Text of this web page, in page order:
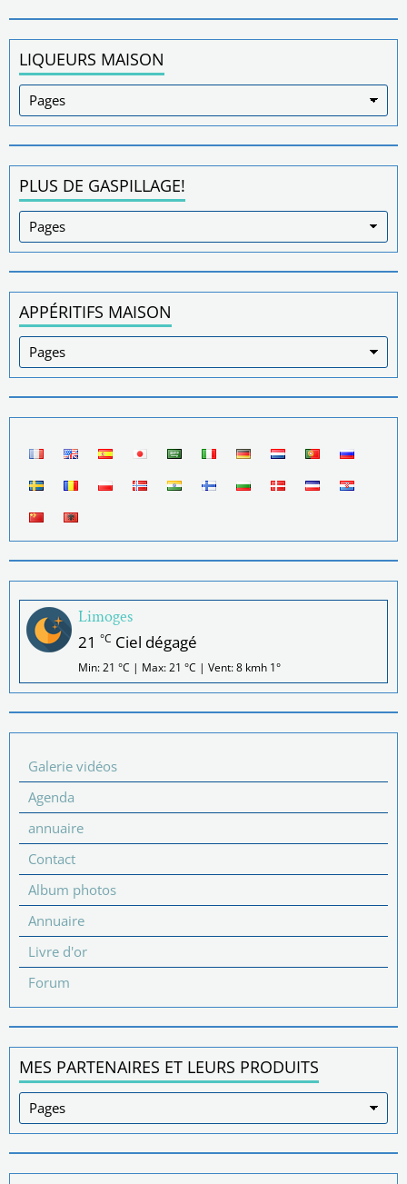
LIQUEURS MAISON
PLUS DE GASPILLAGE!
APPÉRITIFS MAISON
Limoges
21 °C Ciel dégagé
Min: 21 °C | Max: 21 °C | Vent: 8 kmh 1°
Galerie vidéos
Agenda
annuaire
Contact
Album photos
Annuaire
Livre d'or
Forum
MES PARTENAIRES ET LEURS PRODUITS